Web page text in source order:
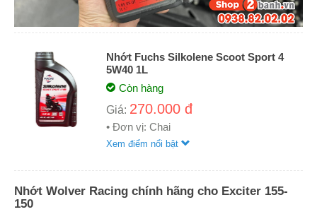
Nhớt Fuchs Silkolene Scoot Sport 4
5W40 1L
Còn hàng
Giá: 270.000 đ
• Đơn vị: Chai
Xem điểm nổi bật
Nhớt Wolver Racing chính hãng cho Exciter 155-
150